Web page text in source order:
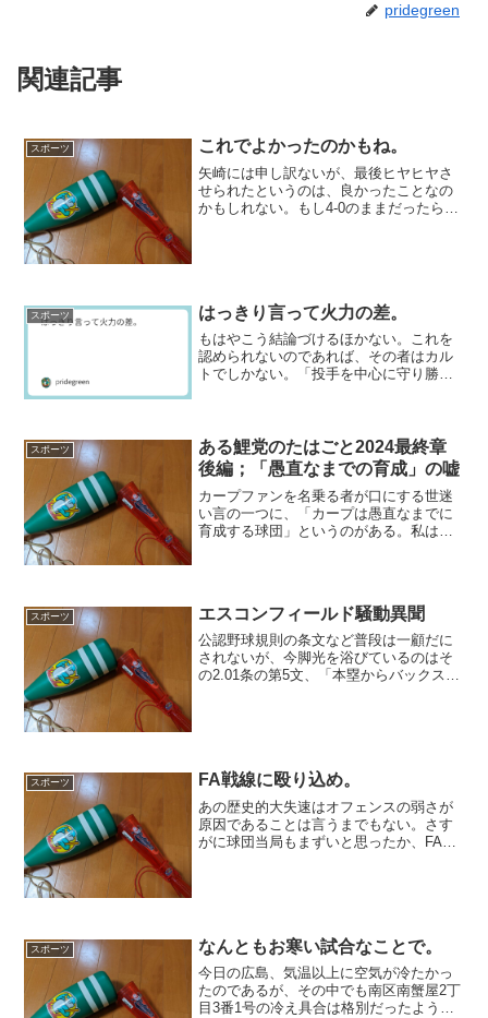
pridegreen
関連記事
スポーツ これでよかったのかもね。
矢崎には申し訳ないが、最後ヒヤヒヤさ
せられたというのは、良かったことなの
かもしれない。もし4-0のままだったら、
スポーツ はっきり言って火力の差。
もはやこう結論づけるほかない。これを
認められないのであれば、その者はカル
トでしかない。「投手を中心に守り勝つ
ないのだ。しかもそんな試...
スポーツ
ある鯉党のたはごと2024最終章
後編；「愚直なまでの育成」の嘘
カープファンを名乗る者が口にする世迷
い言の一つに、「カープは愚直なまでに
育成する球団」というのがある。私はこ
スポーツ エスコンフィールド騒動異聞
公認野球規則の条文など普段は一顧だに
されないが、今脚光を浴びているのはそ
の2.01条の第5文、「本塁からバックスト
スポーツ FA戦線に殴り込め。
あの歴史的大失速はオフェンスの弱さが
原因であることは言うまでもない。さす
がに球団当局もまずいと思ったか、FA補
スポーツ なんともお寒い試合なことで。
今日の広島、気温以上に空気が冷たかっ
たのであるが、その中でも南区南蟹屋2丁
目3番1号の冷え具合は格別だったよう